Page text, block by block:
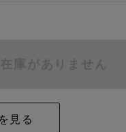
在庫がありません